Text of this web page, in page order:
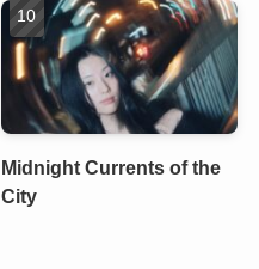
Midnight Currents of the
City